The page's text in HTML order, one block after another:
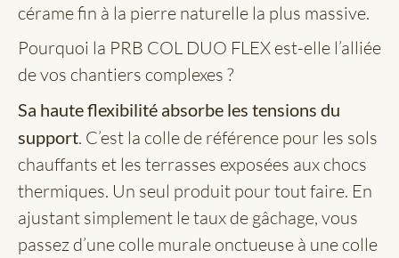
cérame fin à la pierre naturelle la plus massive.
Pourquoi la PRB COL DUO FLEX est-elle l’alliée
de vos chantiers complexes ?
Sa haute flexibilité absorbe les tensions du
support. C’est la colle de référence pour les sols
chauffants et les terrasses exposées aux chocs
thermiques. Un seul produit pour tout faire. En
ajustant simplement le taux de gâchage, vous
passez d’une colle murale onctueuse à une colle